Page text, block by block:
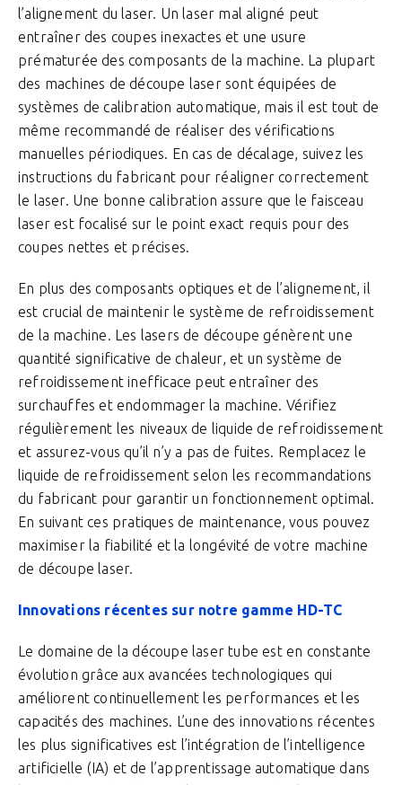
l’alignement du laser. Un laser mal aligné peut
entraîner des coupes inexactes et une usure
prématurée des composants de la machine. La plupart
des machines de découpe laser sont équipées de
systèmes de calibration automatique, mais il est tout de
même recommandé de réaliser des vérifications
manuelles périodiques. En cas de décalage, suivez les
instructions du fabricant pour réaligner correctement
le laser. Une bonne calibration assure que le faisceau
laser est focalisé sur le point exact requis pour des
coupes nettes et précises.
En plus des composants optiques et de l’alignement, il
est crucial de maintenir le système de refroidissement
de la machine. Les lasers de découpe génèrent une
quantité significative de chaleur, et un système de
refroidissement inefficace peut entraîner des
surchauffes et endommager la machine. Vérifiez
régulièrement les niveaux de liquide de refroidissement
et assurez-vous qu’il n’y a pas de fuites. Remplacez le
liquide de refroidissement selon les recommandations
du fabricant pour garantir un fonctionnement optimal.
En suivant ces pratiques de maintenance, vous pouvez
maximiser la fiabilité et la longévité de votre machine
de découpe laser.
Innovations récentes sur notre gamme HD-TC
Le domaine de la découpe laser tube est en constante
évolution grâce aux avancées technologiques qui
améliorent continuellement les performances et les
capacités des machines. L’une des innovations récentes
les plus significatives est l’intégration de l’intelligence
artificielle (IA) et de l’apprentissage automatique dans